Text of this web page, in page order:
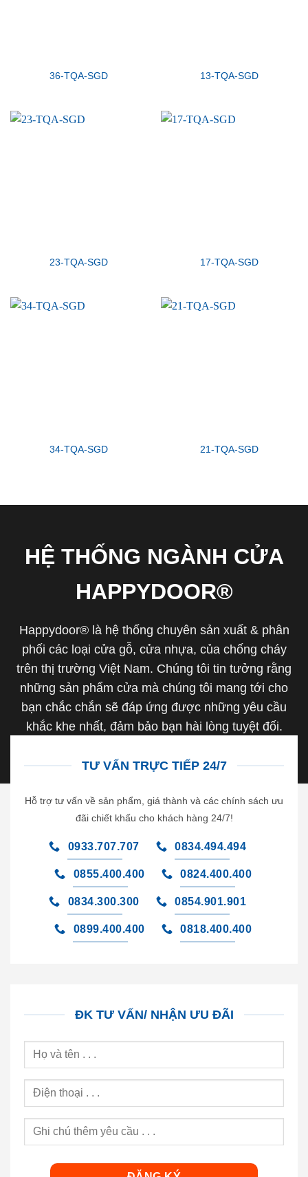
36-TQA-SGD 13-TQA-SGD
23-TQA-SGD 17-TQA-SGD
34-TQA-SGD 21-TQA-SGD
HỆ THỐNG NGÀNH CỬA
HAPPYDOOR®
Happydoor® là hệ thống chuyên sản xuất & phân
phối các loại cửa gỗ, cửa nhựa, của chống cháy
trên thị trường Việt Nam. Chúng tôi tin tưởng rằng
những sản phẩm cửa mà chúng tôi mang tới cho
bạn chắc chắn sẽ đáp ứng được những yêu cầu
khắc khe nhất, đảm bảo bạn hài lòng tuyệt đối.
TƯ VẤN TRỰC TIẾP 24/7
Hỗ trợ tư vấn về sản phẩm, giá thành và các chính sách ưu
đãi chiết khấu cho khách hàng 24/7!
0933.707.707 0834.494.494
0855.400.400 0824.400.400
0834.300.300 0854.901.901
0899.400.400 0818.400.400
ĐK TƯ VẤN/ NHẬN ƯU ĐÃI